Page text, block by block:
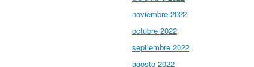
noviembre 2022
octubre 2022
septiembre 2022
agosto 2022